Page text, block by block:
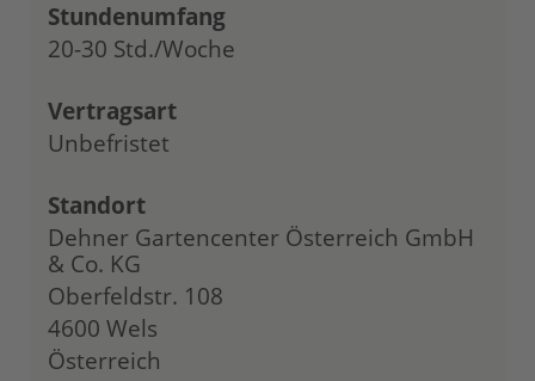
Stundenumfang
20-30 Std./Woche
Vertragsart
Unbefristet
Standort
Dehner Gartencenter Österreich GmbH
& Co. KG
Oberfeldstr. 108
4600 Wels
Österreich